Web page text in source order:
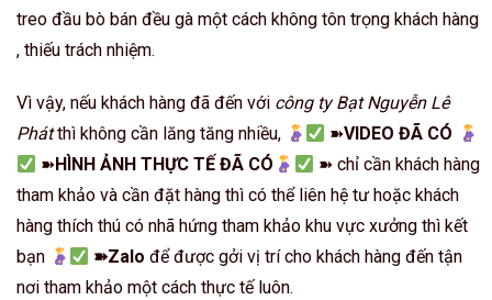
treo đầu bò bán đều gà một cách không tôn trọng khách hàng
, thiếu trách nhiệm.
Vì vậy, nếu khách hàng đã đến với công ty Bạt Nguyễn Lê
Phátthì không cần lăng tăng nhiều, ➽VIDEO ĐÃ CÓ
➽HÌNH ẢNH THỰC TẾ ĐÃ CÓ
➽ chỉ cần khách hàng
tham khảo và cần đặt hàng thì có thể liên hệ tư hoặc khách
hàng thích thú có nhã hứng tham khảo khu vực xưởng thì kết
bạn
➽Zalo để được gởi vị trí cho khách hàng đến tận
nơi tham khảo một cách thực tế luôn.